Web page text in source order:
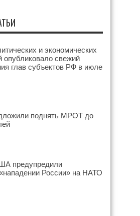
и экономических
опубликовало свежий
глав субъектов РФ в июле
поднять МРОТ до
предупредили
России» на НАТО